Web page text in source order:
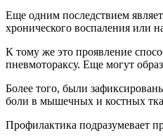
Еще одним последствием
хронического воспаления или
К тому же это проявление
пневмотораксу. Еще могут
Более того, были
боли в мышечных и костных
Профилактика подразумевает